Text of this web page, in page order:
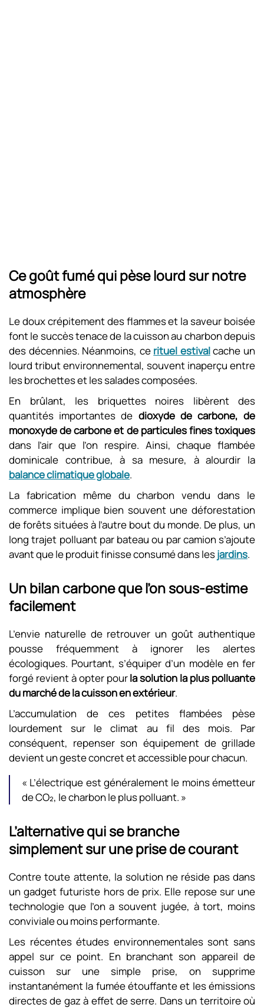
Ce goût fumé qui pèse lourd sur notre
atmosphère
Le doux crépitement des flammes et la saveur boisée
font le succès tenace de la cuisson au charbon depuis
des décennies. Néanmoins, ce rituel estivalcache un
lourd tribut environnemental, souvent inaperçu entre
les brochettes et les salades composées.
En brûlant, les briquettes noires libèrent des
quantités importantes de dioxyde de carbone, de
monoxyde de carbone et de particules fines toxiques
dans l’air que l’on respire. Ainsi, chaque flambée
dominicale contribue, à sa mesure, à alourdir la
balance climatique globale.
La fabrication même du charbon vendu dans le
commerce implique bien souvent une déforestation
de forêts situées à l’autre bout du monde. De plus, un
long trajet polluant par bateau ou par camion s’ajoute
avant que le produit finisse consumé dans lesjardins.
Un bilan carbone que l’on sous-estime
facilement
L’envie naturelle de retrouver un goût authentique
pousse fréquemment à ignorer les alertes
écologiques. Pourtant, s’équiper d’un modèle en fer
forgé revient à opter pourla solution la plus polluante
du marché de la cuisson en extérieur.
L’accumulation de ces petites flambées pèse
lourdement sur le climat au fil des mois. Par
conséquent, repenser son équipement de grillade
devient un geste concret et accessible pour chacun.
« L’électrique est généralement le moins émetteur
de CO₂, le charbon le plus polluant. »
L’alternative qui se branche
simplement sur une prise de courant
Contre toute attente, la solution ne réside pas dans
un gadget futuriste hors de prix. Elle repose sur une
technologie que l’on a souvent jugée, à tort, moins
conviviale ou moins performante.
Les récentes études environnementales sont sans
appel sur ce point. En branchant son appareil de
cuisson sur une simple prise, on supprime
instantanément la fumée étouffante et les émissions
directes de gaz à effet de serre. Dans un territoire où